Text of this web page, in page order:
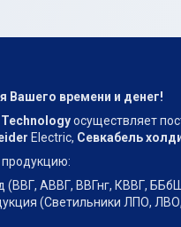
Вашего времени и денег!
осуществляет
Electric, Севкабель
(ВВГ, АВВГ, ВВГнг, КВВГ,
(Светильники ЛПО,